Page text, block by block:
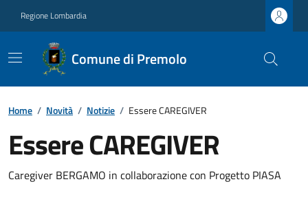
Regione Lombardia
Comune di Premolo
Home / Novità / Notizie / Essere CAREGIVER
Essere CAREGIVER
Caregiver BERGAMO in collaborazione con Progetto PIASA